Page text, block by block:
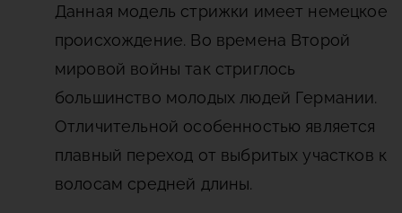
Данная модель стрижки имеет немецкое
происхождение. Во времена Второй
мировой войны так стриглось
большинство молодых людей Германии.
Отличительной особенностью является
плавный переход от выбритых участков к
волосам средней длины.